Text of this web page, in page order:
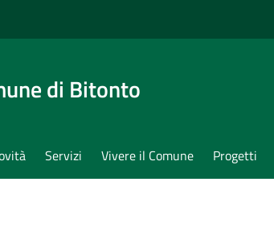
di Bitonto
Servizi Vivere il Comune Progetti